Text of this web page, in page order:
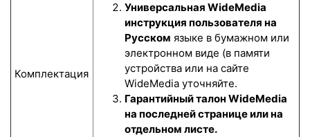
Комплектация
Универсальная WideMedia
инструкция пользователя на
Русском языке в бумажном или
электронном виде (в памяти
устройства или на сайте
WideMedia уточняйте.
Гарантийный талон WideMedia
на последней странице или на
отдельном листе.